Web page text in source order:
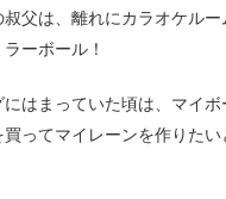
父は、離れにカラオケルー
ーボール！
はまっていた頃は、マイ
買ってマイレーンを作りた